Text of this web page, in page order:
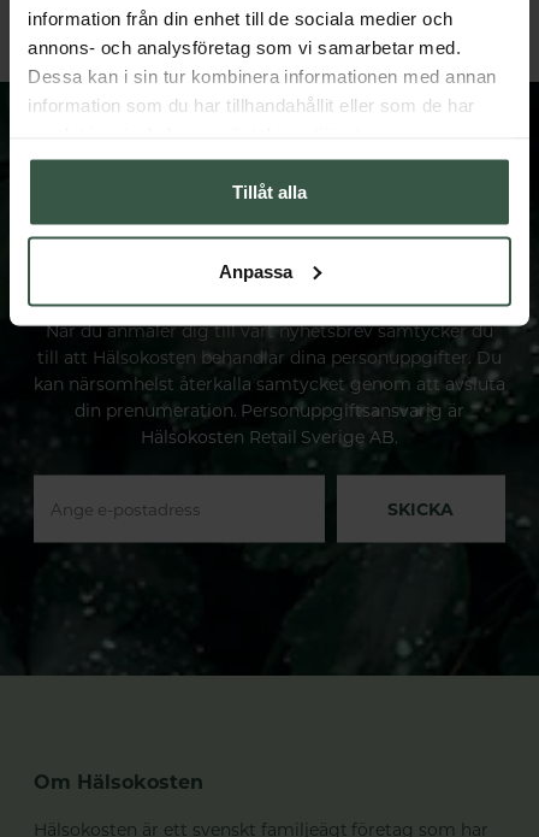
information från din enhet till de sociala medier och
annons- och analysföretag som vi samarbetar med.
Dessa kan i sin tur kombinera informationen med annan
information som du har tillhandahållit eller som de har
Tillåt alla
Anpassa
LÄGG I VARUKORGEN LÄGG I VARUKORGEN
FÅ VÅRT NYHETSBREV
Prenumerera på vårt nyhetsbrev och få spännande
nyheter och erbjudanden.
När du anmäler dig till vårt nyhetsbrev samtycker du
till att Hälsokosten behandlar dina personuppgifter. Du
kan närsomhelst återkalla samtycket genom att avsluta
din prenumeration. Personuppgiftsansvarig är
Hälsokosten Retail Sverige AB.
SKICKA
Om Hälsokosten
Hälsokosten är ett svenskt familjeägt företag som har